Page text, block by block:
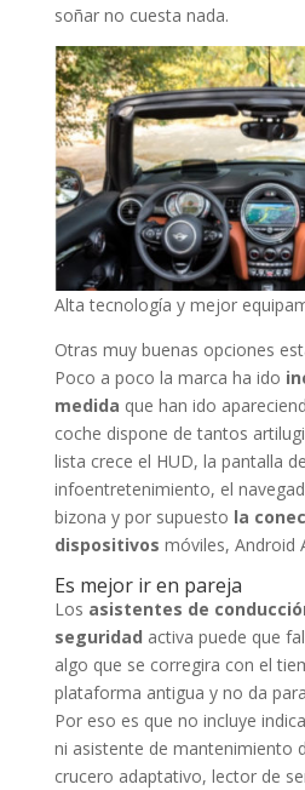
soñar no cuesta nada.
Alta tecnología y mejor
Otras muy buenas opciones
Poco a poco la marca ha ido
medida que han ido
coche dispone de tantos
lista crece el HUD, la pantalla
infoentretenimiento, el
bizona y por supuesto la
dispositivos móviles, Android
Es mejor ir en pareja
Los asistentes de
seguridad activa puede que
algo que se corregira con el
plataforma antigua y no da
Por eso es que no incluye
ni asistente de mantenimiento
crucero adaptativo, lector de